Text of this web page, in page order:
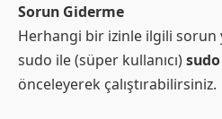
Sorun Giderme
Herhangi bir izinle ilgili sorun
sudo ile (süper kullanıcı)sudo
önceleyerek çalıştırabilirsiniz.